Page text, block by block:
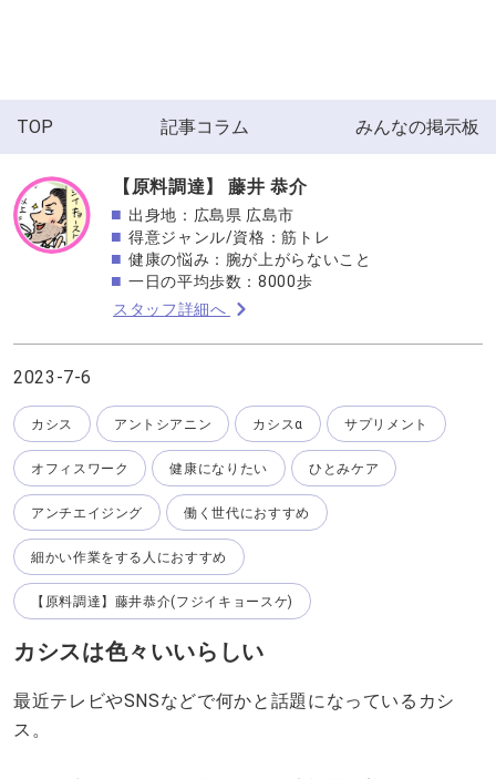
TOP 記事コラム みんなの掲示板
【原料調達】 藤井 恭介
出身地：広島県 広島市
得意ジャンル/資格：筋トレ
健康の悩み：腕が上がらないこと
一日の平均歩数：8000歩
スタッフ詳細へ
2023-7-6
カシス アントシアニン カシスα サプリメント
オフィスワーク 健康になりたい ひとみケア
アンチエイジング 働く世代におすすめ
細かい作業をする人におすすめ
【原料調達】藤井恭介(フジイキョースケ)
カシスは色々いいらしい
最近テレビやSNSなどで何かと話題になっているカシ
ス。